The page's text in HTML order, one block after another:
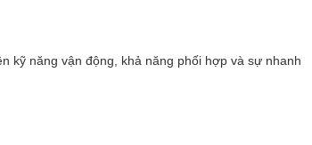
kỹ năng vận động, khả năng phối hợp và sự nhanh